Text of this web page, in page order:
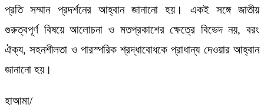
প্রতি সম্মান প্রদর্শনের আহ্বান জানানো হয়। একই সঙ্গে জাতীয়
গুরুত্বপূর্ণ বিষয়ে আলোচনা ও মতপ্রকাশের ক্ষেত্রে বিভেদ নয়, বরং
ঐক্য, সহনশীলতা ও পারস্পরিক শ্রদ্ধাবোধকে প্রাধান্য দেওয়ার আহ্বান
জানানো হয়।
হাআমা/